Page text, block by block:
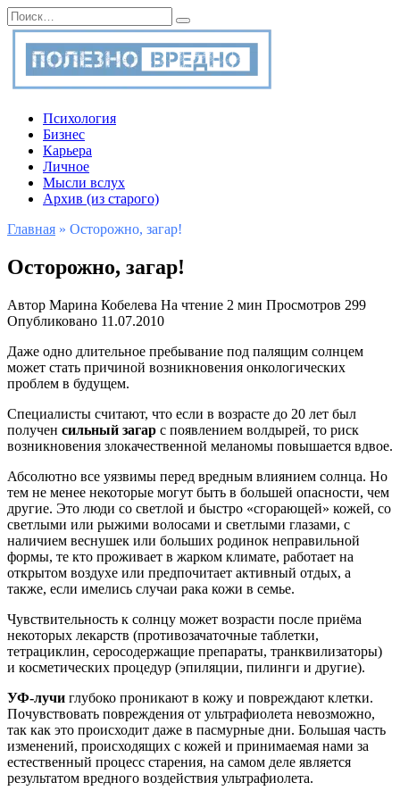
Перейти
к
содержанию
Search
for:
Психология
Бизнес
Карьера
Личное
Мысли вслух
Архив (из старого)
Главная » Осторожно, загар!
Осторожно, загар!
Автор Марина Кобелева На чтение 2 мин Просмотров 299
Опубликовано 11.07.2010
Даже одно длительное пребывание под палящим солнцем
может стать причиной возникновения онкологических
проблем в будущем.
Специалисты считают, что если в возрасте до 20 лет был
получен сильный загар с появлением волдырей, то риск
возникновения злокачественной меланомы повышается вдвое.
Абсолютно все уязвимы перед вредным влиянием солнца. Но
тем не менее некоторые могут быть в большей опасности, чем
другие. Это люди со светлой и быстро «сгорающей» кожей, со
светлыми или рыжими волосами и светлыми глазами, с
наличием веснушек или больших родинок неправильной
формы, те кто проживает в жарком климате, работает на
открытом воздухе или предпочитает активный отдых, а
также, если имелись случаи рака кожи в семье.
Чувствительность к солнцу может возрасти после приёма
некоторых лекарств (противозачаточные таблетки,
тетрациклин, серосодержащие препараты, транквилизаторы)
и косметических процедур (эпиляции, пилинги и другие).
УФ-лучи глубоко проникают в кожу и повреждают клетки.
Почувствовать повреждения от ультрафиолета невозможно,
так как это происходит даже в пасмурные дни. Большая часть
изменений, происходящих с кожей и принимаемая нами за
естественный процесс старения, на самом деле является
результатом вредного воздействия ультрафиолета.